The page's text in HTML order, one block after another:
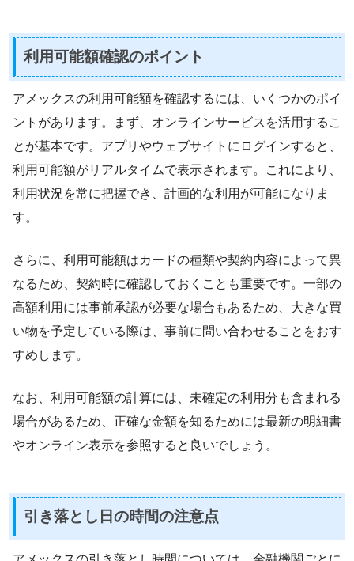
利用可能額確認のポイント
アメックスの利用可能額を確認するには、いくつかのポイ
ントがあります。まず、オンラインサービスを活用するこ
とが基本です。アプリやウェブサイトにログインすると、
利用可能額がリアルタイムで表示されます。これにより、
利用状況を常に把握でき、計画的な利用が可能になりま
す。
さらに、利用可能額はカードの種類や契約内容によって異
なるため、契約時に確認しておくことも重要です。一部の
高額利用には事前承認が必要な場合もあるため、大きな買
い物を予定している際は、事前に問い合わせることをおす
すめします。
なお、利用可能額の計算には、未確定の利用分も含まれる
場合があるため、正確な金額を知るためには最新の明細書
やオンライン表示を参照すると良いでしょう。
引き落とし日の時間の注意点